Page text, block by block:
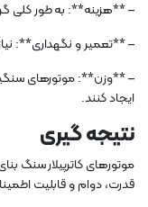
– **هزینه**: به طور کلی
– **تعمیر و نگهداری**:
– **وزن**: موتورهای
ایجاد کنند.
نتیجه گیری
موتورهای کاترپیلار سنگ
قدرت، دوام و قابلیت